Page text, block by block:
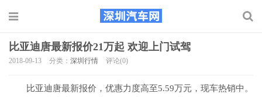
比亚迪唐最新报价21万起 欢迎上门试驾
2018-09-13 分类： 深圳行情 评论(0)
比亚迪唐最新报价，优惠力度高至5.59万元，现车热销中。